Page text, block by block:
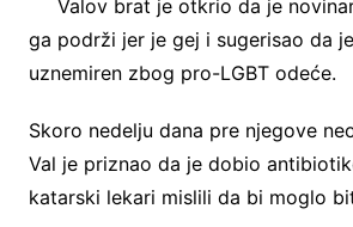
Valov brat je otkrio da je
ga podrži jer je gej i sugerisao da
uznemiren zbog pro-LGBT odeće.
Skoro nedelju dana pre njegove
Val je priznao da je dobio
katarski lekari mislili da bi moglo